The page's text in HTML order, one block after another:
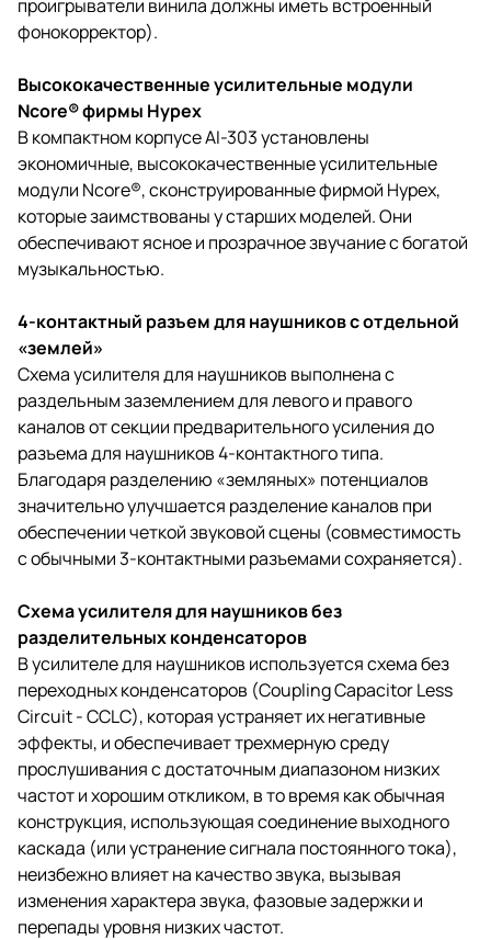
проигрыватели винила должны иметь встроенный
фонокорректор).
Высококачественные усилительные модули
Ncore® фирмы Hypex
В компактном корпусе AI-303 установлены
экономичные, высококачественные усилительные
модули Ncore®, сконструированные фирмой Hypex,
которые заимствованы у старших моделей. Они
обеспечивают ясное и прозрачное звучание с богатой
музыкальностью.
4-контактный разъем для наушников с отдельной
«землей»
Схема усилителя для наушников выполнена с
раздельным заземлением для левого и правого
каналов от секции предварительного усиления до
разъема для наушников 4-контактного типа.
Благодаря разделению «земляных» потенциалов
значительно улучшается разделение каналов при
обеспечении четкой звуковой сцены (совместимость
с обычными 3-контактными разъемами сохраняется).
Схема усилителя для наушников без
разделительных конденсаторов
В усилителе для наушников используется схема без
переходных конденсаторов (Coupling Capacitor Less
Circuit - CCLC), которая устраняет их негативные
эффекты, и обеспечивает трехмерную среду
прослушивания с достаточным диапазоном низких
частот и хорошим откликом, в то время как обычная
конструкция, использующая соединение выходного
каскада (или устранение сигнала постоянного тока),
неизбежно влияет на качество звука, вызывая
изменения характера звука, фазовые задержки и
перепады уровня низких частот.